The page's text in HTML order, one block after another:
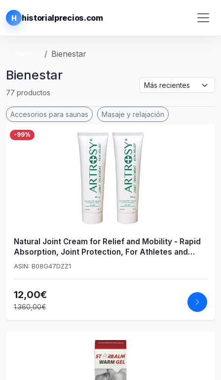
H historialprecios.com
Bienestar
Bienestar
77 productos
Accesorios para saunas Masaje y relajación
-99%
Natural Joint Cream for Relief and Mobility - Rapid
Absorption, Joint Protection, For Athletes and
Work Activity - 60 ml, Pack of 2
ASIN: B08G47DZZ1
12,00€
1.360,00€